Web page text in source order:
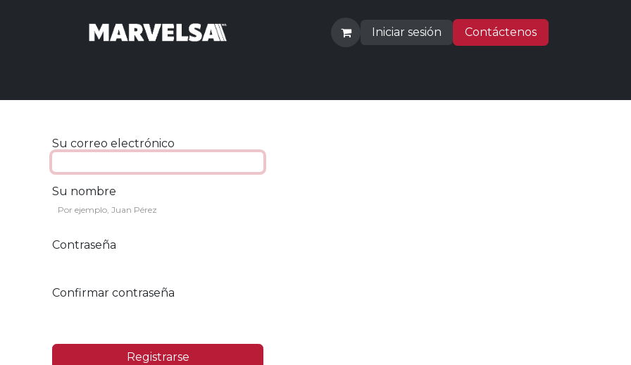
Iniciar sesión Contáctenos
Su correo electrónico
Su nombre
Contraseña
Confirmar contraseña
Registrarse